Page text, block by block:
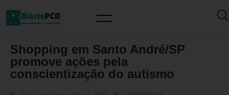
Shopping em Santo André/SP
promove ações pela
conscientização do autismo